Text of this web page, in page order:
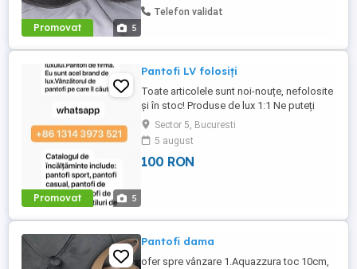
Promovat 5
Telefon validat
Promovat 5
Pantofi LV folosiți
Toate articolele sunt noi-nouțe, nefolosite
și în stoc! Produse de lux 1:1 Ne puteți
contacta și prin WhatsApp (+86)(1314)
(3973)(521) pentru o reducere de 5-10
USD. De asemenea, vindem: încălțăminte,
curele, ochelari de soare, îmbrăcăminte,
Sector 5, Bucuresti
5 august
100 RON
Pantofi dama
ofer spre vânzare 1.Aquazzura toc 10cm,